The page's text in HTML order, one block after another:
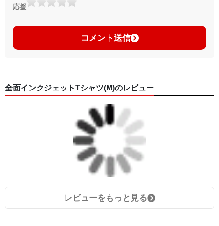
応援
コメント送信
全面インクジェットTシャツ(M)のレビュー
レビューをもっと見る